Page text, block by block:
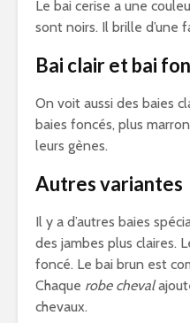
Le bai cerise a une
sont noirs. Il brille d’une
Bai clair et bai
On voit aussi des baies
baies foncés, plus
leurs gènes.
Autres variantes
Il y a d’autres baies
des jambes plus claires.
foncé. Le bai brun est
Chaque robe cheval
chevaux.